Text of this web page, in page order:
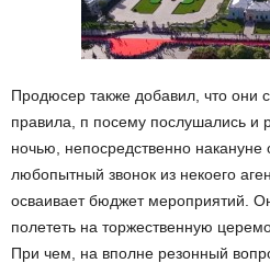
Продюсер также добавил, что они
правила, п посему послушались и
ночью, непосредственно накануне
любопытный звонок из некоего
осваивает бюджет мероприятий.
полететь на торжественную
При чем, на вполне резонный